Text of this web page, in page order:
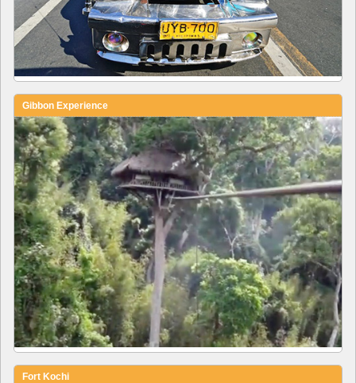
Gibbon Experience
Fort Kochi